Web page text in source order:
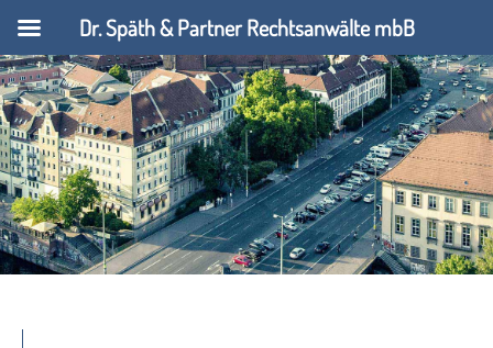
Dr. Späth & Partner Rechtsanwälte mbB